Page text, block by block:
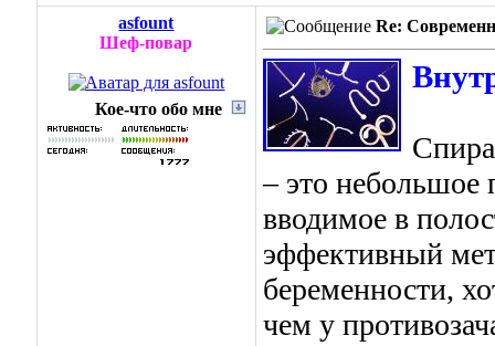
asfount
Шеф-повар
Кое-что обо мне
Re:
– это небольшое
вводимое в
эффективный
беременности,
чем у